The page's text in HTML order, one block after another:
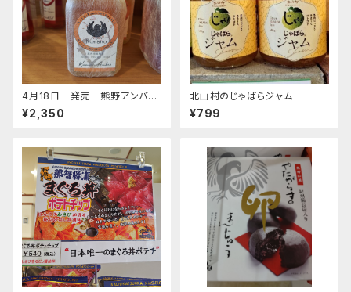
4月18日 発売 熊野アンバー
７２０ｍｌ
¥2,350
北山村のじゃばらジャム
¥799